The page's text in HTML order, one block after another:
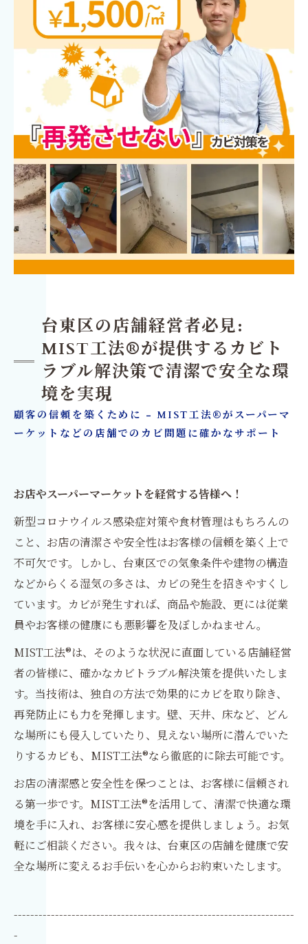
台東区の店舗経営者必見:
MIST工法®が提供するカビト
ラブル解決策で清潔で安全な環
境を実現
顧客の信頼を築くために - MIST工法®がスーパーマ
ーケットなどの店舗でのカビ問題に確かなサポート
お店やスーパーマーケットを経営する皆様へ！
新型コロナウイルス感染症対策や食材管理はもちろんの
こと、お店の清潔さや安全性はお客様の信頼を築く上で
不可欠です。しかし、台東区での気象条件や建物の構造
などからくる湿気の多さは、カビの発生を招きやすくし
ています。カビが発生すれば、商品や施設、更には従業
員やお客様の健康にも悪影響を及ぼしかねません。
MIST工法®は、そのような状況に直面している店舗経営
者の皆様に、確かなカビトラブル解決策を提供いたしま
す。当技術は、独自の方法で効果的にカビを取り除き、
再発防止にも力を発揮します。壁、天井、床など、どん
な場所にも侵入していたり、見えない場所に潜んでいた
りするカビも、MIST工法®なら徹底的に除去可能です。
お店の清潔感と安全性を保つことは、お客様に信頼され
る第一歩です。MIST工法®を活用して、清潔で快適な環
境を手に入れ、お客様に安心感を提供しましょう。お気
軽にご相談ください。我々は、台東区の店舗を健康で安
全な場所に変えるお手伝いを心からお約束いたします。
--------------------------------------------------------------------
-